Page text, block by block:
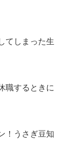
てしまった生
職するときに
！うさぎ豆知